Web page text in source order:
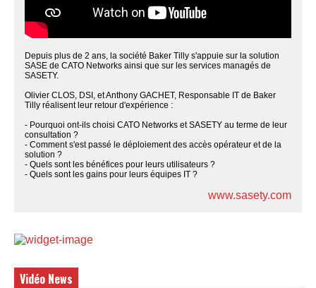
Depuis plus de 2 ans, la société Baker Tilly s'appuie sur la solution
SASE de CATO Networks ainsi que sur les services managés de
SASETY.
Olivier CLOS, DSI, et Anthony GACHET, Responsable IT de Baker
Tilly réalisent leur retour d'expérience :
- Pourquoi ont-ils choisi CATO Networks et SASETY au terme de leur
consultation ?
- Comment s'est passé le déploiement des accès opérateur et de la
solution ?
- Quels sont les bénéfices pour leurs utilisateurs ?
- Quels sont les gains pour leurs équipes IT ?
www.sasety.com
Vidéo News